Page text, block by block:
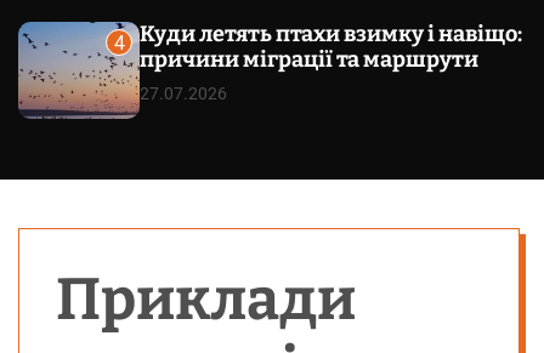
4
Куди летять птахи взимку і навіщо:
причини міграції та маршрути
27.07.2026
Приклади